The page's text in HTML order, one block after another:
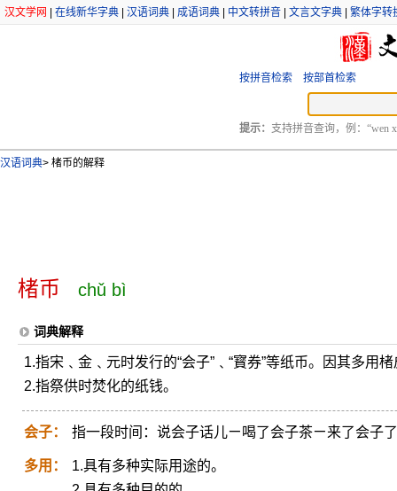
汉文学网 在线新华字典 汉语词典 成语词典 中文转拼音 文言文字典 繁体字转
按拼音检索 按部首检索
提示： 支持拼音查询，例：“wen
汉语词典> 楮币的解释
楮币 chǔ bì
词典解释
1.指宋﹑金﹑元时发行的“会子”﹑“寳券”等纸币。因其多用
2.指祭供时焚化的纸钱。
会子： 指一段时间：说会子话儿ㄧ喝了会子茶ㄧ来了会子
多用：
1.具有多种实际用途的。